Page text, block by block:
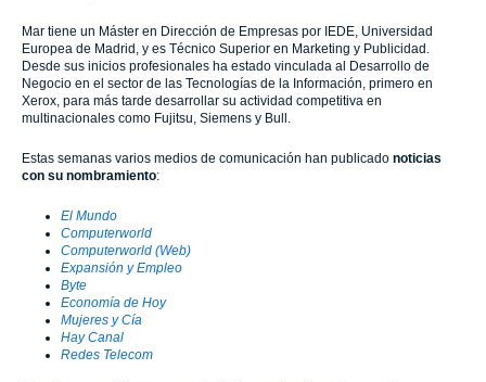
Mar tiene un Máster en Dirección de Empresas por IEDE, Universidad
Europea de Madrid, y es Técnico Superior en Marketing y Publicidad.
Desde sus inicios profesionales ha estado vinculada al Desarrollo de
Negocio en el sector de las Tecnologías de la Información, primero en
Xerox, para más tarde desarrollar su actividad competitiva en
multinacionales como Fujitsu, Siemens y Bull.
Estas semanas varios medios de comunicación han publicado noticias
con su nombramiento:
El Mundo
Computerworld
Computerworld (Web)
Expansión y Empleo
Byte
Economía de Hoy
Mujeres y Cía
Hay Canal
Redes Telecom